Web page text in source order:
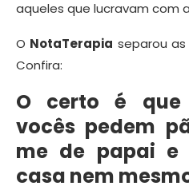
aqueles que lucravam com
O NotaTerapia separou
Confira:
O certo é que
vocês pedem
me de papai e
casa nem